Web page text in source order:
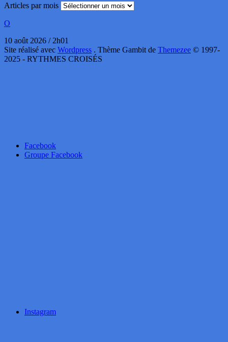
Articles par mois
O
10 août 2026 / 2h01
Site réalisé avec Wordpress . Thème Gambit de Themezee © 1997-
2025 - RYTHMES CROISÉS
Facebook
Groupe Facebook
Instagram